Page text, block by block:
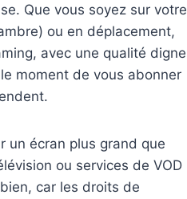
Que vous soyez sur votre
ou en déplacement,
avec une qualité digne
moment de vous abonner
un écran plus grand que
ou services de VOD
car les droits de